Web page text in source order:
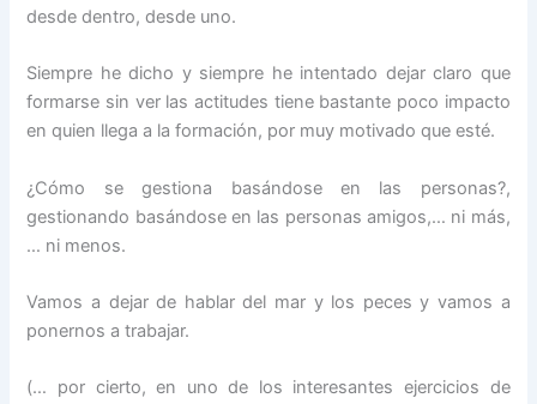
desde dentro, desde uno.
Siempre he dicho y siempre he intentado dejar claro que
formarse sin ver las actitudes tiene bastante poco impacto
en quien llega a la formación, por muy motivado que esté.
¿Cómo se gestiona basándose en las personas?,
gestionando basándose en las personas amigos,… ni más,
… ni menos.
Vamos a dejar de hablar del mar y los peces y vamos a
ponernos a trabajar.
(… por cierto, en uno de los interesantes ejercicios de